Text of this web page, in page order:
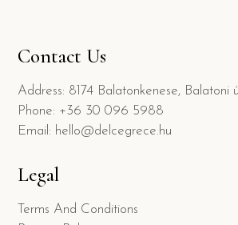
Contact Us
Address: 8174 Balatonkenese, Balatoni
Phone: +36 30 096 5988
Email: hello@delcegrece.hu
Legal
Terms And Conditions